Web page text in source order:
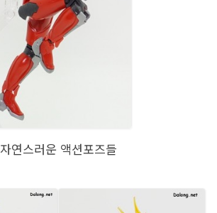
자연스러운 액션포즈들